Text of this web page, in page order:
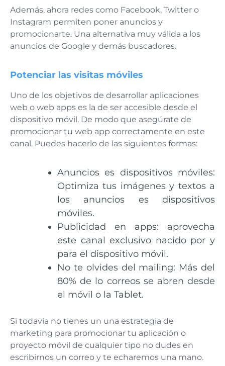
Además, ahora redes como Facebook, Twitter o
Instagram permiten poner anuncios y
promocionarte. Una alternativa muy válida a los
anuncios de Google y demás buscadores.
Potenciar las visitas móviles
Uno de los objetivos de desarrollar aplicaciones
web o web apps es la de ser accesible desde el
dispositivo móvil. De modo que asegúrate de
promocionar tu web app correctamente en este
canal. Puedes hacerlo de las siguientes formas:
Anuncios es dispositivos móviles:
Optimiza tus imágenes y textos a
los anuncios es dispositivos
móviles.
Publicidad en apps: aprovecha
este canal exclusivo nacido por y
para el dispositivo móvil.
No te olvides del mailing: Más del
80% de lo correos se abren desde
el móvil o la Tablet.
Si todavía no tienes un una estrategia de
marketing para promocionar tu aplicación o
proyecto móvil de cualquier tipo no dudes en
escribirnos un correo y te echaremos una mano.